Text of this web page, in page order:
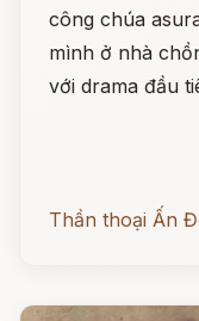
công chúa
mình ở nhà
với drama đầu
Thần thoại Ấn